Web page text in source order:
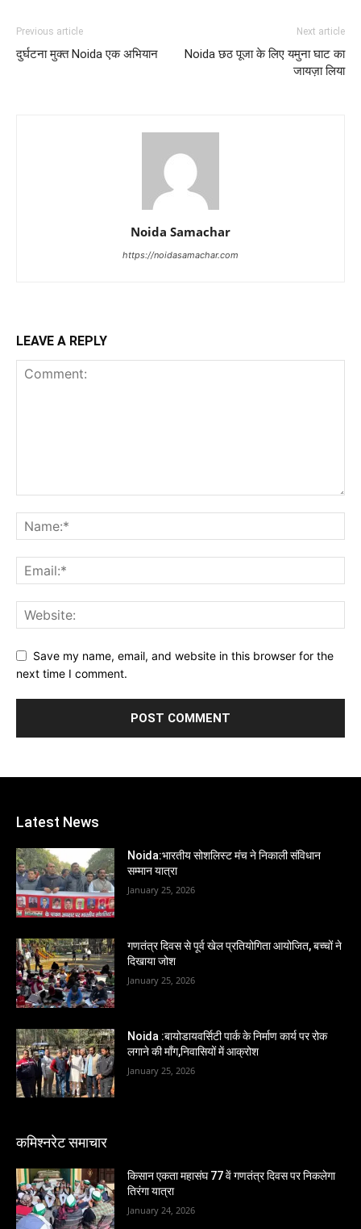
Previous article
दुर्घटना मुक्त Noida एक अभियान
Next article
Noida छठ पूजा के लिए यमुना घाट का
जायज़ा लिया
Noida Samachar
https://noidasamachar.com
LEAVE A REPLY
Save my name, email, and website in this browser for the
next time I comment.
Latest News
Noida:भारतीय सोशलिस्ट मंच ने निकाली संविधान
सम्मान यात्रा
January 25, 2026
गणतंत्र दिवस से पूर्व खेल प्रतियोगिता आयोजित, बच्चों ने
दिखाया जोश
January 25, 2026
Noida :बायोडायवर्सिटी पार्क के निर्माण कार्य पर रोक
लगाने की माँग,निवासियों में आक्रोश
January 25, 2026
कमिश्नरेट समाचार
किसान एकता महासंघ 77 वें गणतंत्र दिवस पर निकलेगा
तिरंगा यात्रा
January 24, 2026